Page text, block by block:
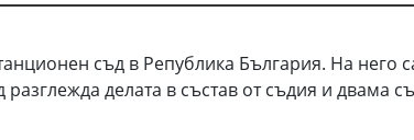
съд в Република България. На него
делата в състав от съдия и двама